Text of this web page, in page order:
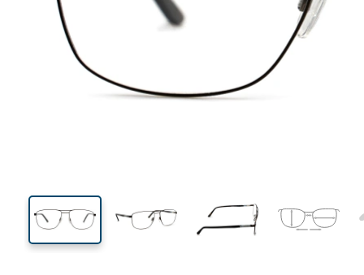
44 mm
Высота линзы
60 mm
Ширина линзы
Ширина